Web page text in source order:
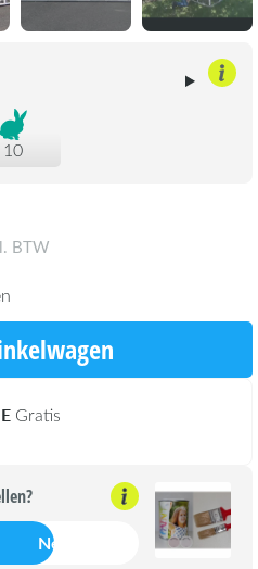
10
BTW
Gratis
Nee